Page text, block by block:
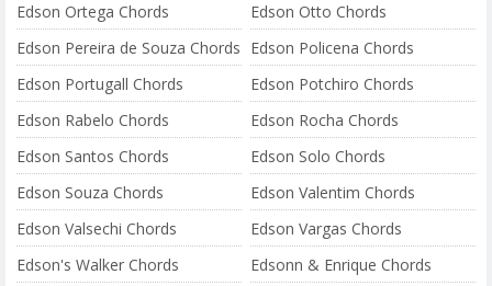
Edson Ortega Chords
Edson Otto Chords
Edson Pereira de Souza Chords Edson Policena Chords
Edson Portugall Chords
Edson Potchiro Chords
Edson Rabelo Chords
Edson Rocha Chords
Edson Santos Chords
Edson Solo Chords
Edson Souza Chords
Edson Valentim Chords
Edson Valsechi Chords
Edson Vargas Chords
Edson's Walker Chords
Edsonn & Enrique Chords